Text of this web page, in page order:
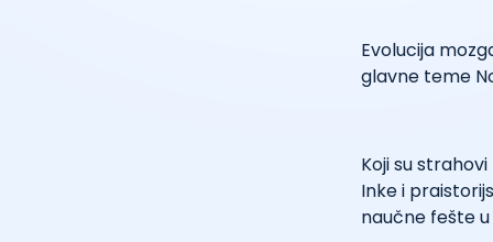
Evolucija
glavne teme
Koji su
Inke i
naučne fešte u